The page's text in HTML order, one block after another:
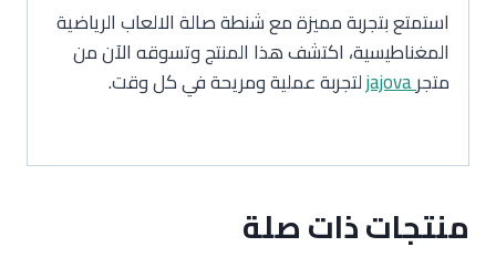
استمتع بتجربة مميزة مع شنطة صالة الالعاب الرياضية
المغناطيسية، اكتشف هذا المنتج وتسوقه الآن من
متجرjajova لتجربة عملية ومريحة في كل وقت.
منتجات ذات صلة